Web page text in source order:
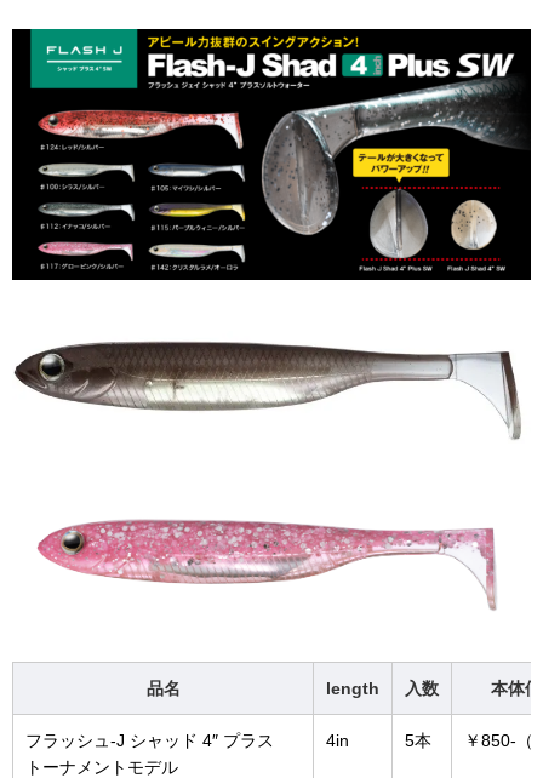
品名 length 入数 本体
フラッシュ-J シャッド 4″ プラス
トーナメントモデル
4in 5本 ￥850-（